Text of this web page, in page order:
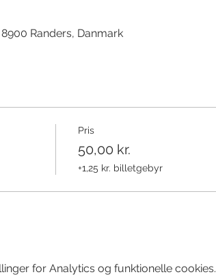
Randers, Danmark
Pris
50,00 kr.
+1,25 kr. billetgebyr
for Analytics og funktionelle cookies.